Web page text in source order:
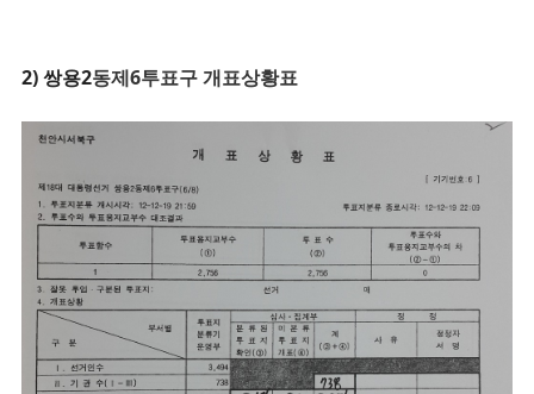
2) 쌍용2동제6투표구 개표상황표